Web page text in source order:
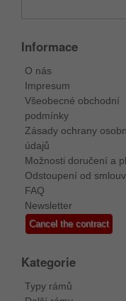
Informace
O nás
Impresum
Všeobecné obchodní
podmínky
Zásady ochrany
údajů
Možnosti doručení a
Odstoupení od
FAQ
Newsletter
Cancel the contract
Kategorie
Typy rámů